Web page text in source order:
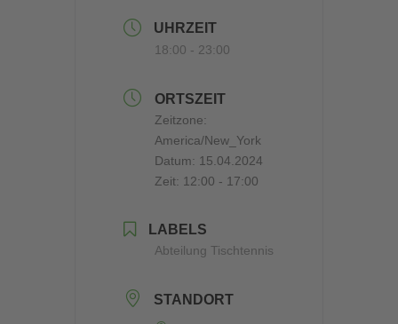
UHRZEIT
18:00 - 23:00
ORTSZEIT
Zeitzone:
America/New_York
Datum: 15.04.2024
Zeit: 12:00 - 17:00
LABELS
Abteilung Tischtennis
STANDORT